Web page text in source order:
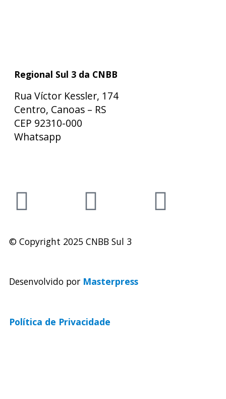
Regional Sul 3 da CNBB
Rua Víctor Kessler, 174
Centro, Canoas – RS
CEP 92310-000
Whatsapp
© Copyright 2025 CNBB Sul 3
Desenvolvido por Masterpress
Política de Privacidade